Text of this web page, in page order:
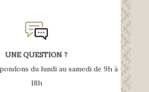
UNE QUESTION ?
du lundi au samedi de 9h à
18h